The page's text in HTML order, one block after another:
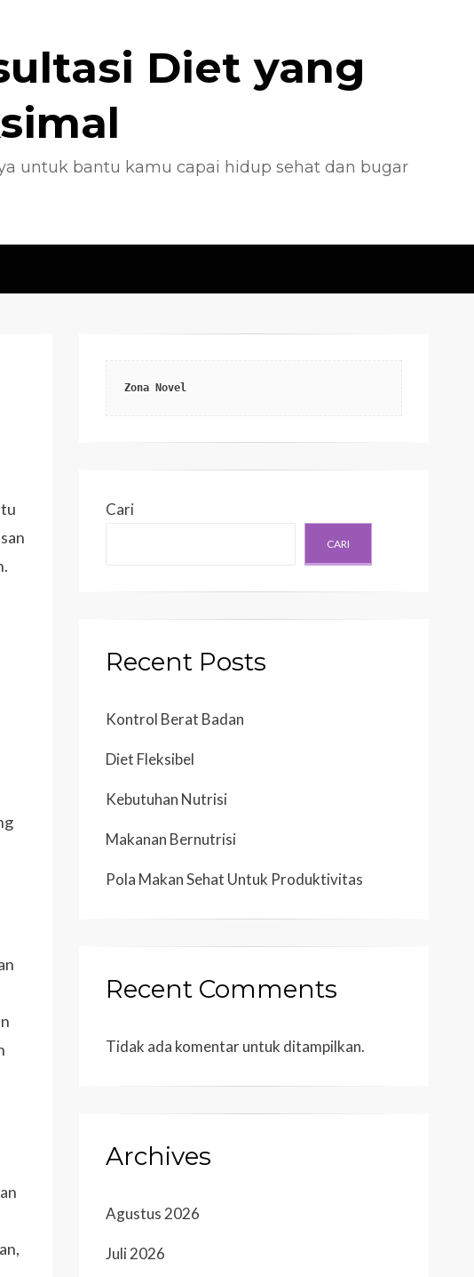
Diet yang
untuk bantu kamu capai hidup sehat dan bugar
Zona Novel
Cari
CARI
Recent Posts
Kontrol Berat Badan
Diet Fleksibel
Kebutuhan Nutrisi
Makanan Bernutrisi
Pola Makan Sehat Untuk Produktivitas
Recent Comments
Tidak ada komentar untuk ditampilkan.
Archives
Agustus 2026
Juli 2026